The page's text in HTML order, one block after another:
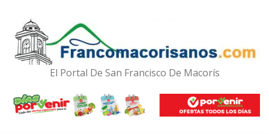
El Portal De San Francisco De Macorís